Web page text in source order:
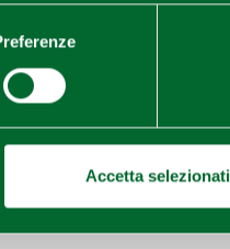
Accetta selezionati